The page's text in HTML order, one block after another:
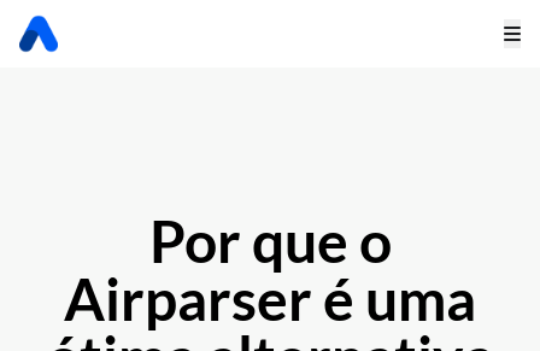
Por que o
Airparser é uma